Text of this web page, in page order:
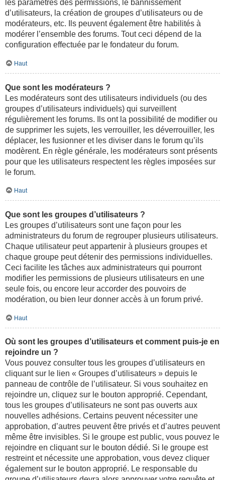
les paramètres des permissions, le bannissement
d’utilisateurs, la création de groupes d’utilisateurs ou de
modérateurs, etc. Ils peuvent également être habilités à
modérer l’ensemble des forums. Tout ceci dépend de la
configuration effectuée par le fondateur du forum.
Haut
Que sont les modérateurs ?
Les modérateurs sont des utilisateurs individuels (ou des
groupes d’utilisateurs individuels) qui surveillent
régulièrement les forums. Ils ont la possibilité de modifier ou
de supprimer les sujets, les verrouiller, les déverrouiller, les
déplacer, les fusionner et les diviser dans le forum qu’ils
modèrent. En règle générale, les modérateurs sont présents
pour que les utilisateurs respectent les règles imposées sur
le forum.
Haut
Que sont les groupes d’utilisateurs ?
Les groupes d’utilisateurs sont une façon pour les
administrateurs du forum de regrouper plusieurs utilisateurs.
Chaque utilisateur peut appartenir à plusieurs groupes et
chaque groupe peut détenir des permissions individuelles.
Ceci facilite les tâches aux administrateurs qui pourront
modifier les permissions de plusieurs utilisateurs en une
seule fois, ou encore leur accorder des pouvoirs de
modération, ou bien leur donner accès à un forum privé.
Haut
Où sont les groupes d’utilisateurs et comment puis-je en
rejoindre un ?
Vous pouvez consulter tous les groupes d’utilisateurs en
cliquant sur le lien « Groupes d’utilisateurs » depuis le
panneau de contrôle de l’utilisateur. Si vous souhaitez en
rejoindre un, cliquez sur le bouton approprié. Cependant,
tous les groupes d’utilisateurs ne sont pas ouverts aux
nouvelles adhésions. Certains peuvent nécessiter une
approbation, d’autres peuvent être privés et d’autres peuvent
même être invisibles. Si le groupe est public, vous pouvez le
rejoindre en cliquant sur le bouton dédié. Si le groupe est
restreint et nécessite une approbation, vous devez cliquer
également sur le bouton approprié. Le responsable du